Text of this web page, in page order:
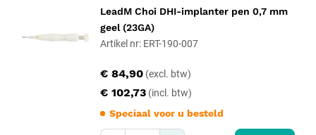
LeadM Choi DHI-implanter pen 0,7 mm
geel (23GA)
Artikel nr: ERT-190-007
€ 102,73
€ 84,90
Speciaal voor u besteld